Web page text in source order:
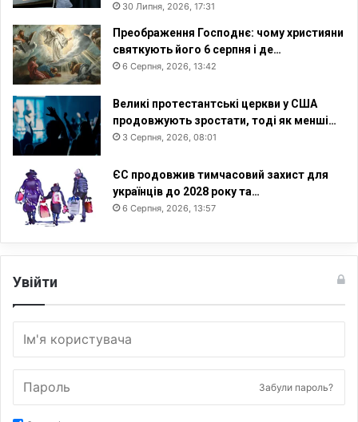
30 Липня, 2026, 17:31
Преображення Господнє: чому християни
святкують його 6 серпня і де…
6 Серпня, 2026, 13:42
Великі протестантські церкви у США
продовжують зростати, тоді як менші…
3 Серпня, 2026, 08:01
ЄС продовжив тимчасовий захист для
українців до 2028 року та…
6 Серпня, 2026, 13:57
Увійти
Забули пароль?